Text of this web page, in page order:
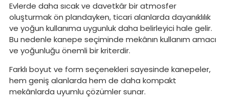
Evlerde daha sıcak ve davetkâr bir atmosfer
oluşturmak ön plandayken, ticari alanlarda dayanıklılık
ve yoğun kullanıma uygunluk daha belirleyici hale gelir.
Bu nedenle kanepe seçiminde mekânın kullanım amacı
ve yoğunluğu önemli bir kriterdir.
Farklı boyut ve form seçenekleri sayesinde kanepeler,
hem geniş alanlarda hem de daha kompakt
mekânlarda uyumlu çözümler sunar.